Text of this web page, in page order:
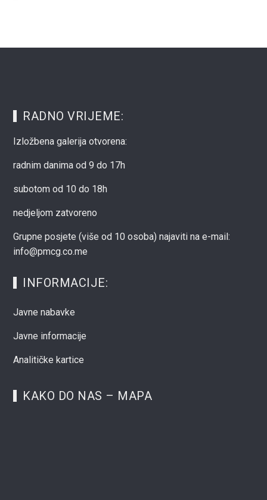
RADNO VRIJEME:
Izložbena galerija otvorena:
radnim danima od 9 do 17h
subotom od 10 do 18h
nedjeljom zatvoreno
Grupne posjete (više od 10 osoba) najaviti na e-mail:
info@pmcg.co.me
INFORMACIJE:
Javne nabavke
Javne informacije
Analitičke kartice
KAKO DO NAS – MAPA